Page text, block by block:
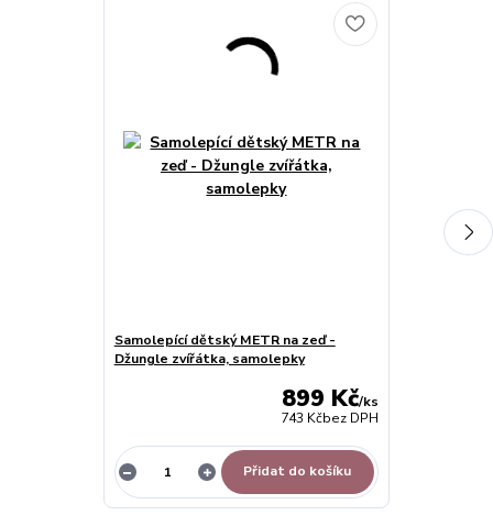
Samolepící dětský METR na zeď -
Džungle zvířátka, samolepky
899 Kč/ks
743 Kčbez DPH
Přidat do košíku